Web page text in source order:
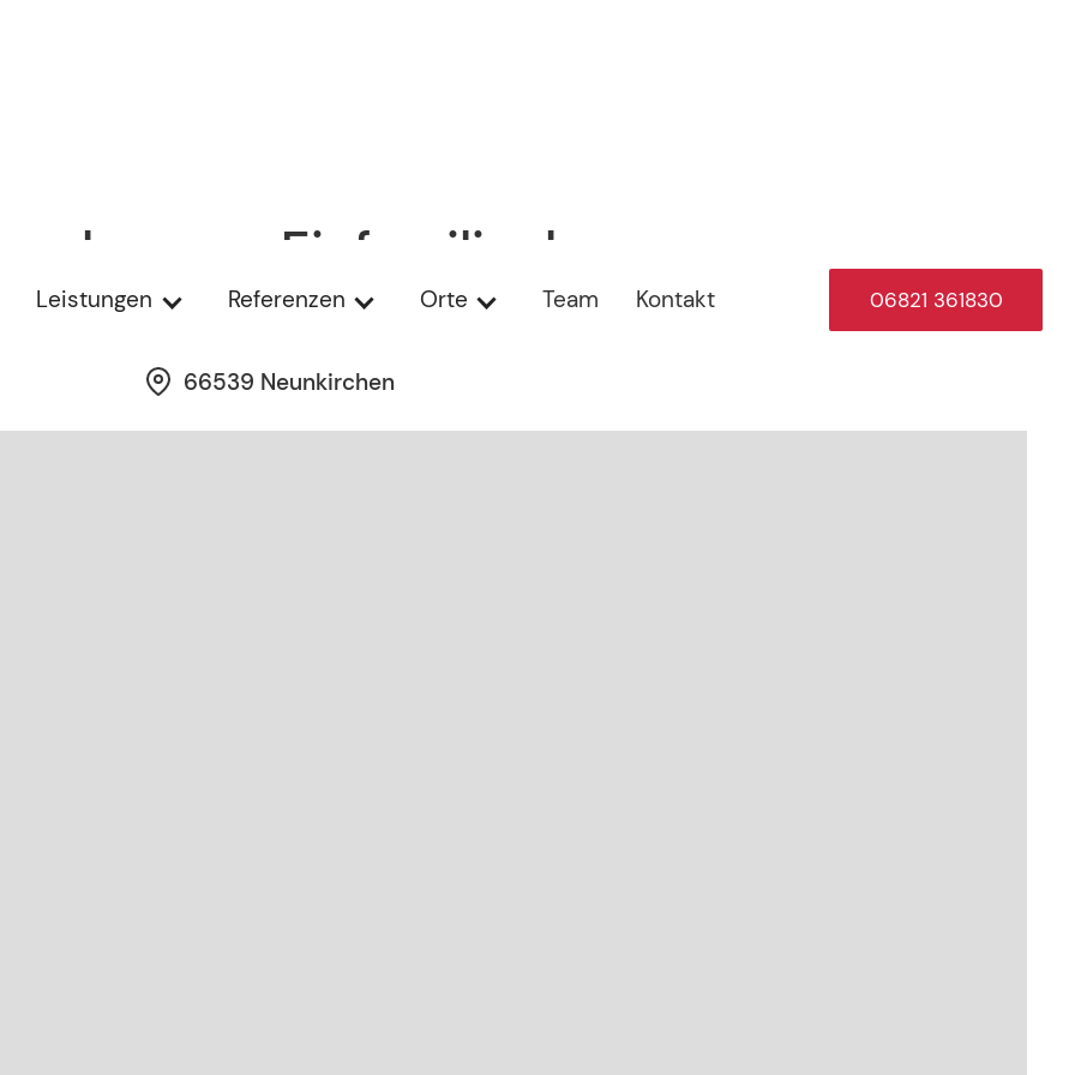
Leistungen Referenzen Orte Team Kontakt 06821 361830
gelegenes Einfamilienhaus
mit Pool in Furpach
66539 Neunkirchen